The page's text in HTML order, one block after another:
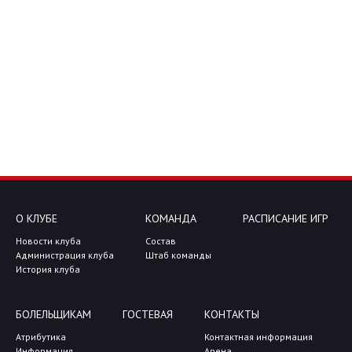
О КЛУБЕ
Новости клуба
Администрация клуба
История клуба
КОМАНДА
Состав
Штаб команды
РАСПИСАНИЕ ИГР
БОЛЕЛЬЩИКАМ
Атрибутика
ГОСТЕВАЯ КОНТАКТЫ
Контактная информация